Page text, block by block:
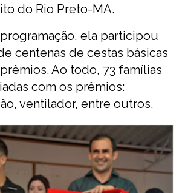
do Rio Preto-MA.
ela participou
centenas de cestas básicas
Ao todo, 73 famílias
com os prêmios:
ventilador, entre outros.